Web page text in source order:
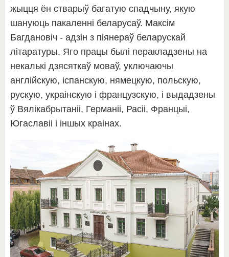
жыцця ён стварыў багатую спадчыну, якую
шануюць пакаленні беларусаў. Максім
Багдановіч - адзін з піянераў беларускай
літаратуры. Яго працы былі перакладзены на
некалькі дзясяткаў моваў, уключаючы
англійскую, іспанскую, нямецкую, польскую,
рускую, украінскую і французскую, і выдадзены
ў Вялікабрытаніі, Германіі, Расіі, Францыі,
Югаславіі і іншых краінах.